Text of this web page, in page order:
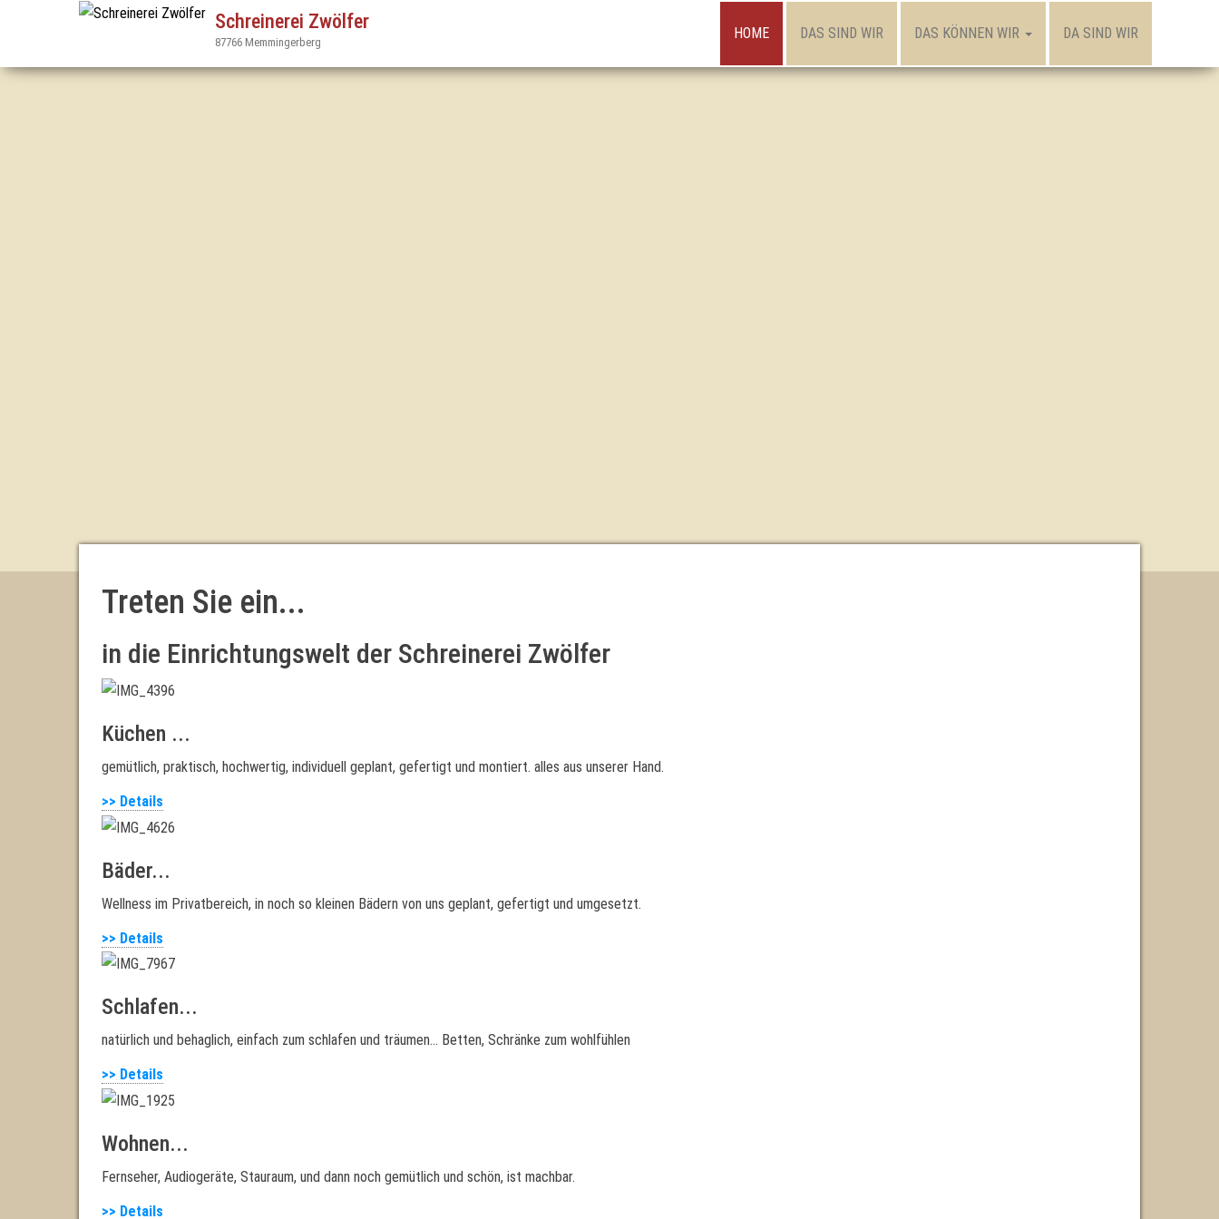
Schreinerei Zwölfer
87766 Memmingerberg
HOME DAS SIND WIR DAS KÖNNEN WIR DA SIND WIR
Treten Sie ein...
in die Einrichtungswelt der Schreinerei Zwölfer
Küchen ...
gemütlich, praktisch, hochwertig, individuell geplant, gefertigt und montiert. alles aus unserer Hand.
>> Details
Bäder...
Wellness im Privatbereich, in noch so kleinen Bädern von uns geplant, gefertigt und umgesetzt.
>> Details
Schlafen...
natürlich und behaglich, einfach zum schlafen und träumen... Betten, Schränke zum wohlfühlen
>> Details
Wohnen...
Fernseher, Audiogeräte, Stauraum, und dann noch gemütlich und schön, ist machbar.
>> Details